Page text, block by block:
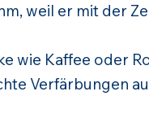
weil er mit der
wie Kaffee oder
Verfärbungen